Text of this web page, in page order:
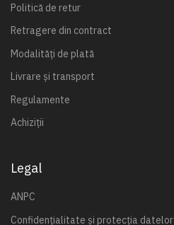
Politică de retur
Retragere din contract
Modalități de plată
Livrare și transport
Regulamente
Achiziții
Legal
ANPC
Confidențialitate și protecția datelor